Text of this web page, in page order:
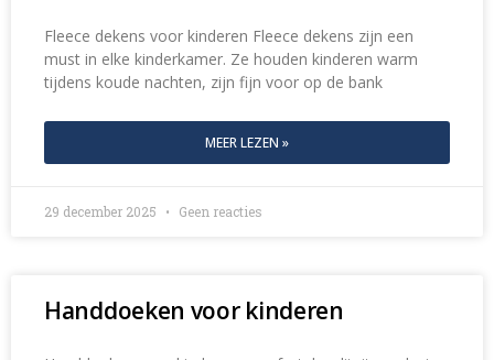
Fleece dekens voor kinderen Fleece dekens zijn een
must in elke kinderkamer. Ze houden kinderen warm
tijdens koude nachten, zijn fijn voor op de bank
MEER LEZEN »
29 december 2025 Geen reacties
Handdoeken voor kinderen